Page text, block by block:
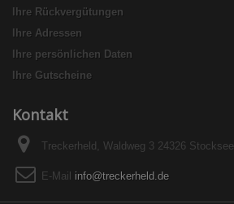
Ihre Rückvergütungen
Ihre Adressen
Ihre persönlichen Daten
Ihre Gutscheine
Kontakt
Treckerheld, Waldweg 3 24326 Stocksee
E-Mail info@treckerheld.de